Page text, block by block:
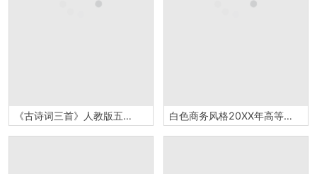
《古诗词三首》人教版五年级上册语文PPT课件 白色商务风格20XX年高等学校学生会招新PPT模板